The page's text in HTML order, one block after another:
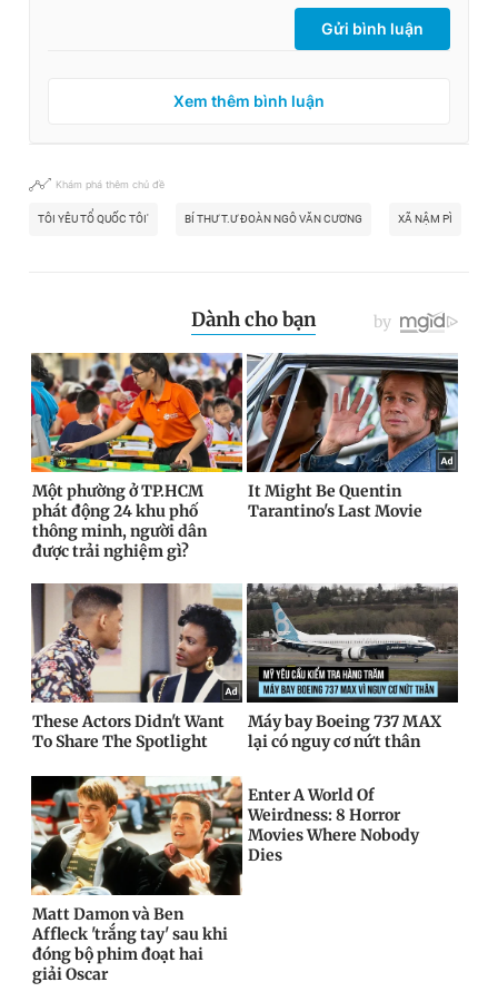
Gửi bình luận
Xem thêm bình luận
Khám phá thêm chủ đề
TÔI YÊU TỔ QUỐC TÔI' BÍ THƯ T.Ư ĐOÀN NGÔ VĂN CƯƠNG XÃ NẬM PÌ